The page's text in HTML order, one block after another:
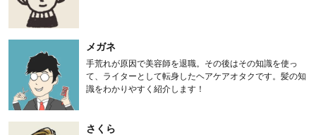
メガネ
手荒れが原因で美容師を退職。その後はその知識を使っ
て、ライターとして転身したヘアケアオタクです。髪の知
識をわかりやすく紹介します！
さくら